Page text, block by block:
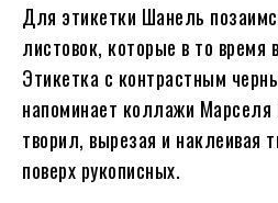
Для этикетки Шанель
листовок, которые в то
Этикетка с контрастным
напоминает коллажи Марселя
творил, вырезая и наклеивая
поверх рукописных.